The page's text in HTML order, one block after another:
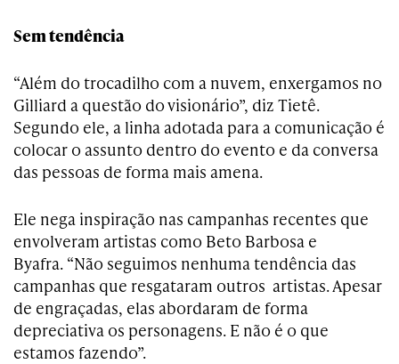
Sem tendência
“Além do trocadilho com a nuvem, enxergamos no
Gilliard a questão do visionário”, diz Tietê.
Segundo ele, a linha adotada para a comunicação é
colocar o assunto dentro do evento e da conversa
das pessoas de forma mais amena.
Ele nega inspiração nas campanhas recentes que
envolveram artistas como Beto Barbosa e
Byafra. “Não seguimos nenhuma tendência das
campanhas que resgataram outros artistas. Apesar
de engraçadas, elas abordaram de forma
depreciativa os personagens. E não é o que
estamos fazendo”.